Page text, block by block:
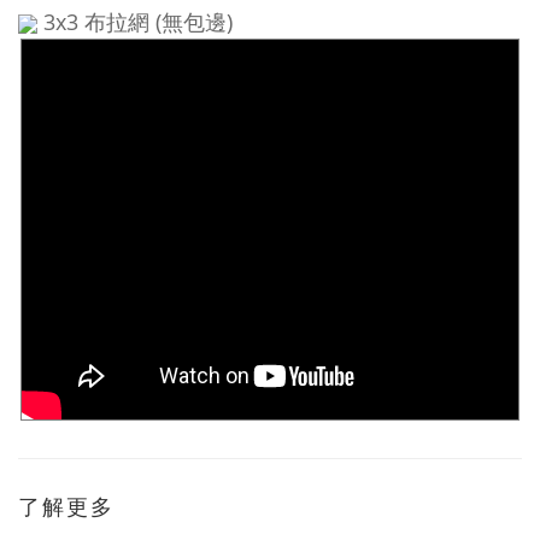
3x3 布拉網 (無包邊)
了解更多